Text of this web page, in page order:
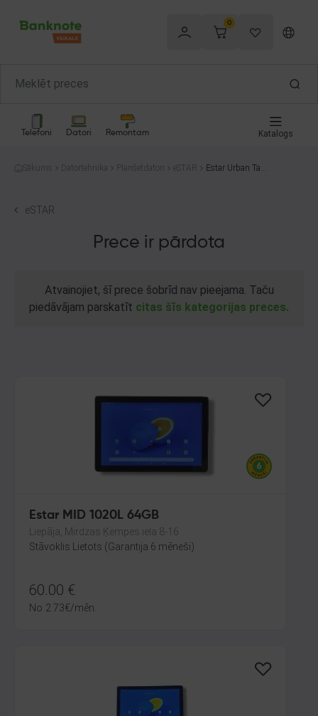
0
Telefoni Datori Remontam Katalogs
Sākums Datortehnika Planšetdatori eSTAR
Estar Urban Tabl
eSTAR
Prece ir pārdota
Atvainojiet, šī prece šobrīd nav pieejama. Taču
piedāvājam parskatīt citas šīs kategorijas preces.
Estar MID 1020L 64GB
Liepāja, Mirdzas Ķempes iela 8-16
Stāvoklis Lietots (Garantija 6 mēneši)
60.00 €
No 2.73€/mēn.